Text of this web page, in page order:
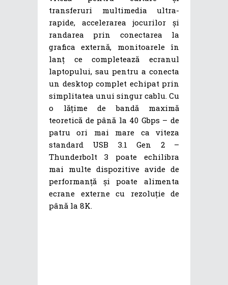
transferuri multimedia ultra-
rapide, accelerarea jocurilor și
randarea prin conectarea la
grafica externă, monitoarele în
lanț ce completează ecranul
laptopului, sau pentru a conecta
un desktop complet echipat prin
simplitatea unui singur cablu. Cu
o lățime de bandă maximă
teoretică de până la 40 Gbps – de
patru ori mai mare ca viteza
standard USB 3.1 Gen 2 –
Thunderbolt 3 poate echilibra
mai multe dispozitive avide de
performanță și poate alimenta
ecrane externe cu rezoluție de
până la 8K.